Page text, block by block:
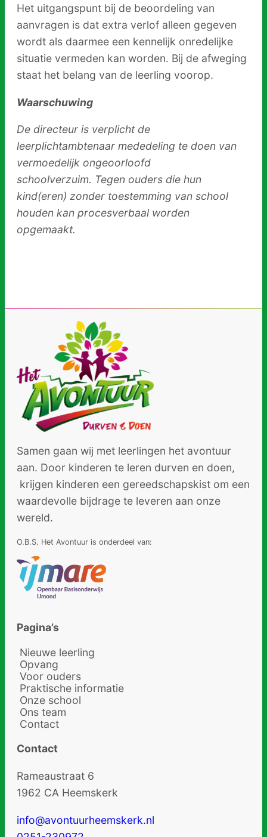
Het uitgangspunt bij de beoordeling van
aanvragen is dat extra verlof alleen gegeven
wordt als daarmee een kennelijk onredelijke
situatie vermeden kan worden. Bij de afweging
staat het belang van de leerling voorop.
Waarschuwing
De directeur is verplicht de
leerplichtambtenaar mededeling te doen van
vermoedelijk ongeoorloofd
schoolverzuim. Tegen ouders die hun
kind(eren) zonder toestemming van school
houden kan procesverbaal worden
opgemaakt.
Samen gaan wij met leerlingen het avontuur
aan. Door kinderen te leren durven en doen,
krijgen kinderen een gereedschapskist om een
waardevolle bijdrage te leveren aan onze
wereld.
O.B.S. Het Avontuur is onderdeel van:
Pagina’s
Nieuwe leerling
Opvang
Voor ouders
Praktische informatie
Onze school
Ons team
Contact
Contact
Rameaustraat 6
1962 CA Heemskerk
info@avontuurheemskerk.nl